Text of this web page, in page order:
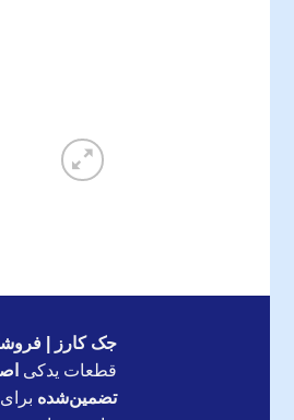
جک کارز |
قطعات یدکی
تضمین‌شده